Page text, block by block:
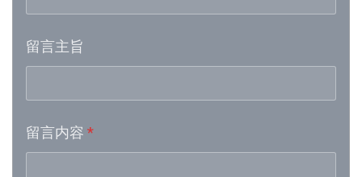
Week 16│2026-4-18
Week 13│2026-3-28
留言主旨
留言内容 *